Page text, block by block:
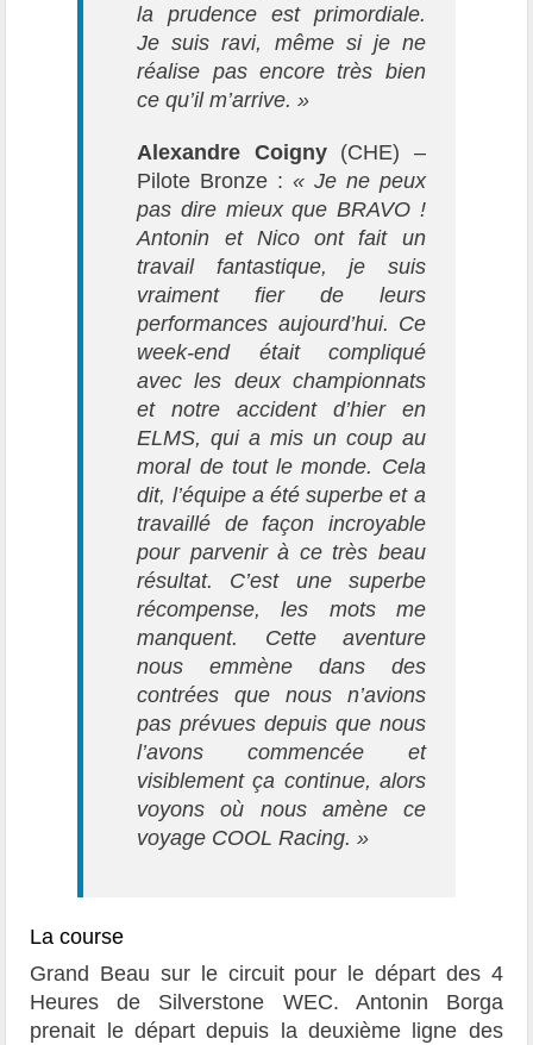
la prudence est primordiale.
Je suis ravi, même si je ne
réalise pas encore très bien
ce qu’il m’arrive. »
Alexandre Coigny(CHE) –
Pilote Bronze : « Je ne peux
pas dire mieux que BRAVO !
Antonin et Nico ont fait un
travail fantastique, je suis
vraiment fier de leurs
performances aujourd’hui. Ce
week-end était compliqué
avec les deux championnats
et notre accident d’hier en
ELMS, qui a mis un coup au
moral de tout le monde. Cela
dit, l’équipe a été superbe et a
travaillé de façon incroyable
pour parvenir à ce très beau
résultat. C’est une superbe
récompense, les mots me
manquent. Cette aventure
nous emmène dans des
contrées que nous n’avions
pas prévues depuis que nous
l’avons commencée et
visiblement ça continue, alors
voyons où nous amène ce
voyage COOL Racing. »
La course
Grand Beau sur le circuit pour le départ des 4
Heures de Silverstone WEC. Antonin Borga
prenait le départ depuis la deuxième ligne des